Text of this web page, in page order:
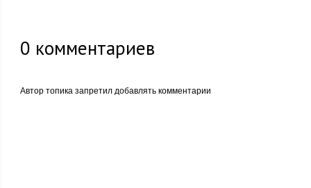
0 комментариев
Автор топика запретил добавлять комментарии